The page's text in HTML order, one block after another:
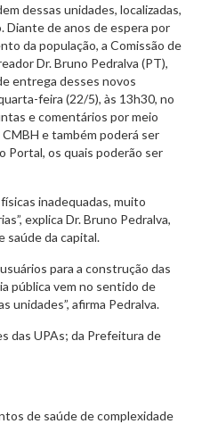
dessas unidades, localizadas,
Diante de anos de espera por
da população, a Comissão de
Dr. Bruno Pedralva (PT),
entrega desses novos
feira (22/5), às 13h30, no
e comentários por meio
e também poderá ser
Portal, os quais poderão ser
inadequadas, muito
explica Dr. Bruno Pedralva,
saúde da capital.
para a construção das
pública vem no sentido de
unidades”, afirma Pedralva.
das UPAs; da Prefeitura de
de saúde de complexidade